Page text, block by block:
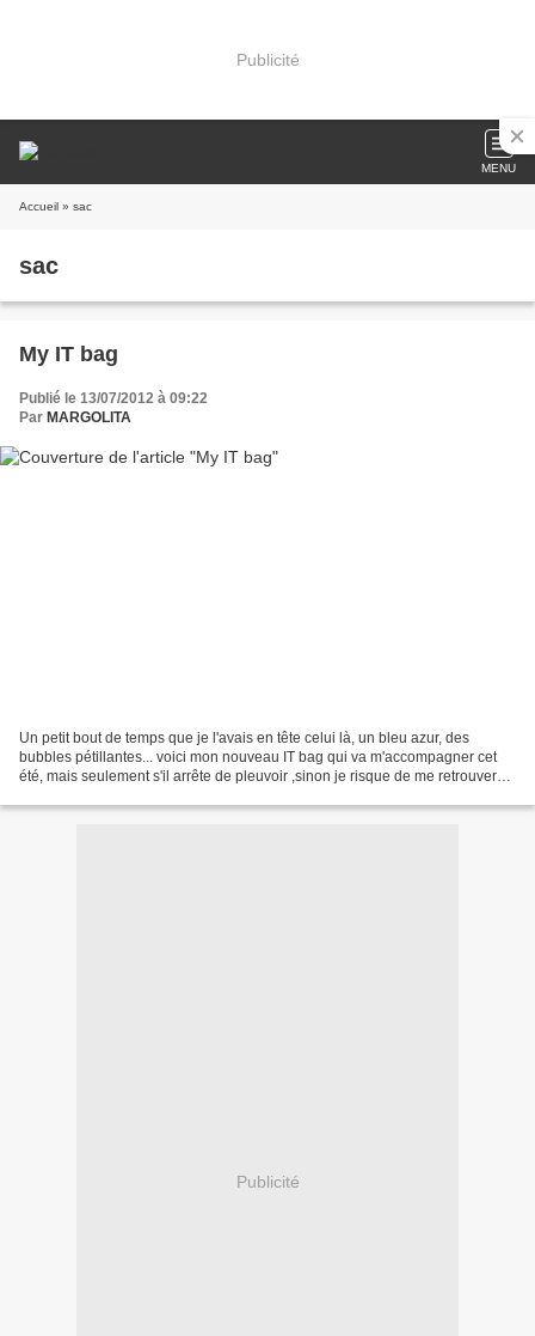
Publicité
MENU
Accueil » sac
sac
My IT bag
Publié le 13/07/2012 à 09:22
Par MARGOLITA
Un petit bout de temps que je l'avais en tête celui là, un bleu azur, des
bubbles pétillantes... voici mon nouveau IT bag qui va m'accompagner cet
été, mais seulement s'il arrête de pleuvoir ,sinon je risque de me retrouver
Publicité